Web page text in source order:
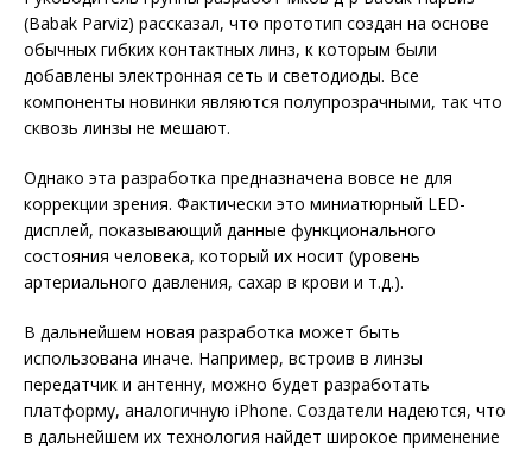
(Babak Parviz) рассказал, что прототип создан на основе
обычных гибких контактных линз, к которым были
добавлены электронная сеть и светодиоды. Все
компоненты новинки являются полупрозрачными, так что
сквозь линзы не мешают.
Однако эта разработка предназначена вовсе не для
коррекции зрения. Фактически это миниатюрный LED-
дисплей, показывающий данные функционального
состояния человека, который их носит (уровень
артериального давления, сахар в крови и т.д.).
В дальнейшем новая разработка может быть
использована иначе. Например, встроив в линзы
передатчик и антенну, можно будет разработать
платформу, аналогичную iPhone. Создатели надеются, что
в дальнейшем их технология найдет широкое применение